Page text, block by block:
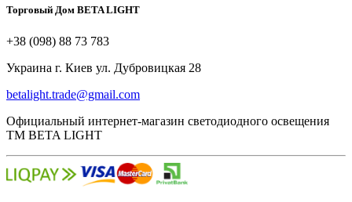
Торговый Дом BETA LIGHT
+38 (098) 88 73 783
Украина г. Киев ул. Дубровицкая 28
betalight.trade@gmail.com
Официальный интернет-магазин светодиодного освещения
ТМ BETA LIGHT